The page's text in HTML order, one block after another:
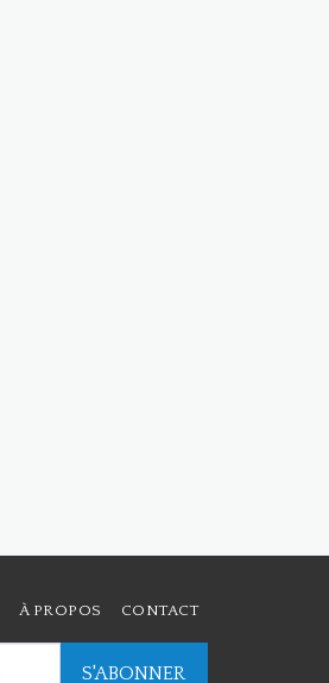
À PROPOS CONTACT
S'ABONNER